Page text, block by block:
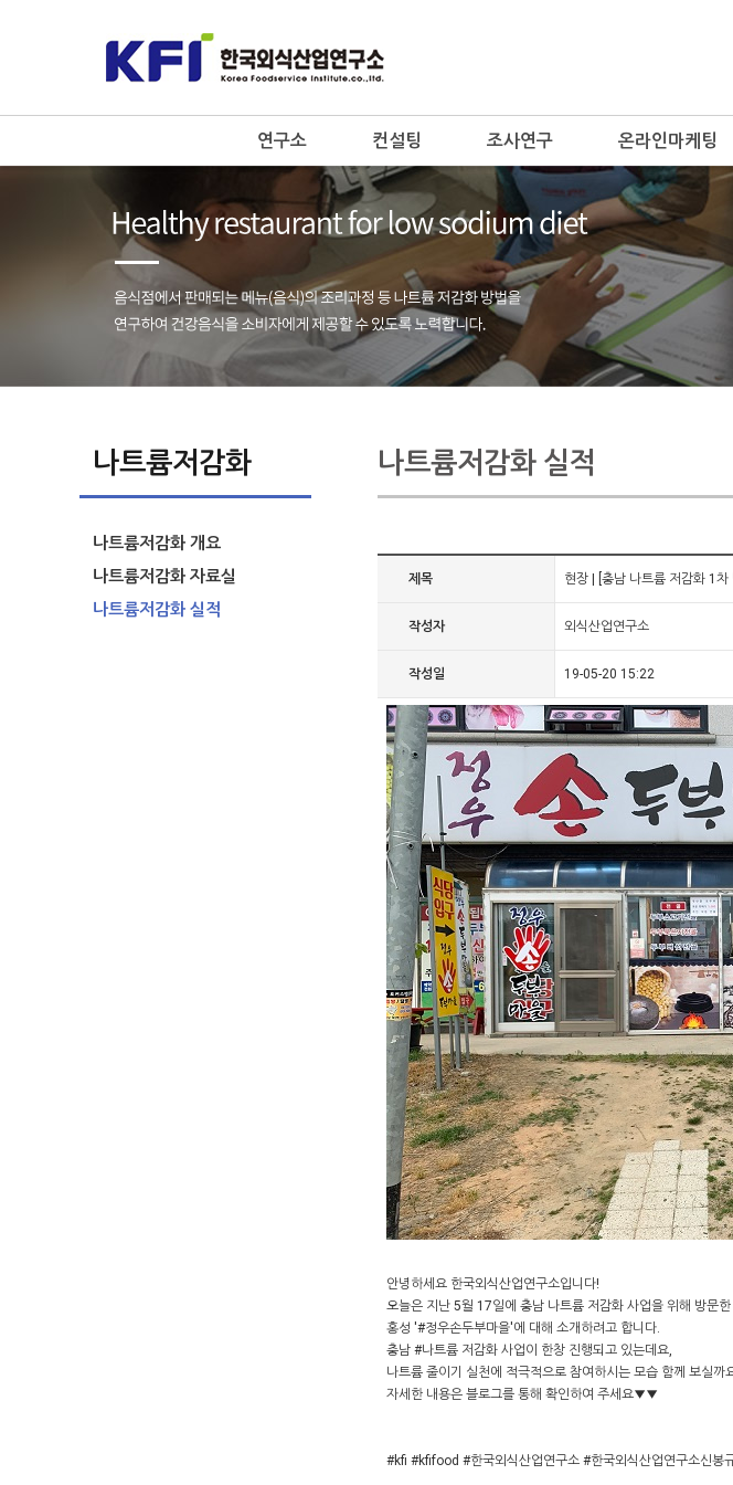
연구소 컨설팅 조사연구 온라인마케팅
나트륨저감화
나트륨저감화 개요
나트륨저감화 자료실
나트륨저감화 실적
나트륨저감화 실적
제목 현장 | [충남 나트륨 저감화 1
작성자 외식산업연구소
작성일 19-05-20 15:22
안녕하세요 한국외식산업연구소입니다!
오늘은 지난 5월 17일에 충남 나트륨 저감화 사업을 위해 방문한
홍성 '#정우손두부마을'에 대해 소개하려고 합니다.
충남 #나트륨 저감화 사업이 한창 진행되고 있는데요,
나트륨 줄이기 실천에 적극적으로 참여하시는 모습 함께 보실까
자세한 내용은 블로그를 통해 확인하여 주세요▼▼
#kfi #kfifood #한국외식산업연구소 #한국외식산업연구소신봉